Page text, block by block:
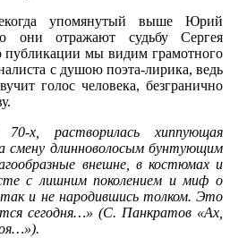
упомянутый выше Юрий
они отражают судьбу Сергея
публикации мы видим грамотного
с душою поэта-лирика, ведь
голос человека, безгранично
70-х, растворилась хиппующая
смену длинноволосым бунтующим
внешне, в костюмах и
с лишним поколением и миф о
и не народившись толком. Это
сегодня…» (С. Панкратов «Ах,